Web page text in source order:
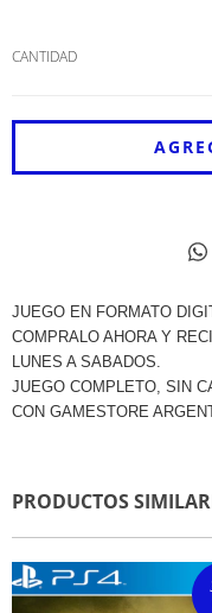
CANTIDAD
JUEGO EN FORMATO
COMPRALO AHORA Y
LUNES A SABADOS.
JUEGO COMPLETO, SIN
CON GAMESTORE
PRODUCTOS